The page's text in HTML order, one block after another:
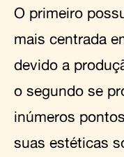
O primeiro
mais centrada
devido a
o segundo se
inúmeros
suas estéticas